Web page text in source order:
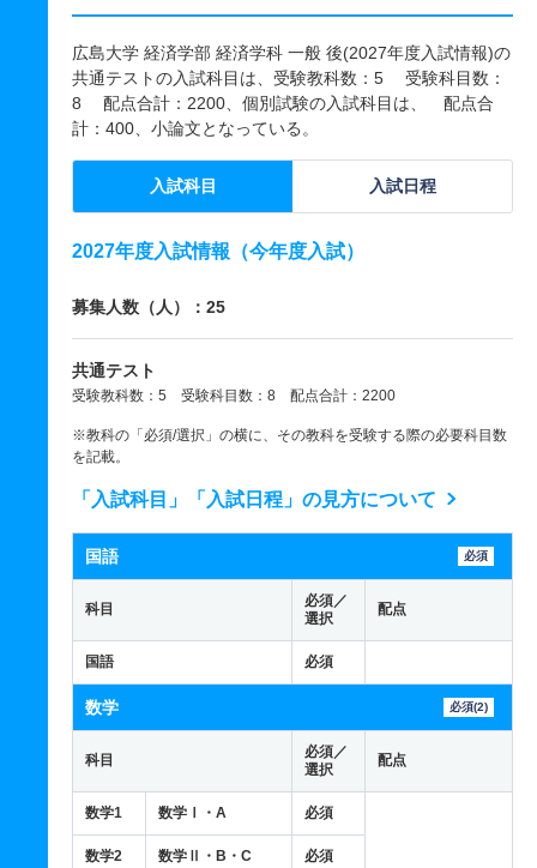
広島大学 経済学部 経済学科 一般 後(2027年度入試情報)の
共通テストの入試科目は、受験教科数：5 受験科目数：
8 配点合計：2200、個別試験の入試科目は、 配点合
計：400、小論文となっている。
入試科目 入試日程
2027年度入試情報（今年度入試）
募集人数（人）：25
共通テスト
受験教科数：5 受験科目数：8 配点合計：2200
※教科の「必須/選択」の横に、その教科を受験する際の必要科目数
を記載。
「入試科目」「入試日程」の見方について
国語 必須
科目
必須／
選択
配点
国語 必須
数学 必須(2)
科目
必須／
選択
配点
数学1 数学Ⅰ・A 必須
数学2 数学Ⅱ・B・C 必須